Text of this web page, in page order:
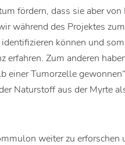
fördern, dass sie aber
während des Projektes
können und
erfahren. Zum anderen
einer Tumorzelle
Naturstoff aus der Myrte
weiter zu erforschen